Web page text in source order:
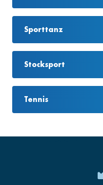
Sporttanz
Stocksport
Tennis